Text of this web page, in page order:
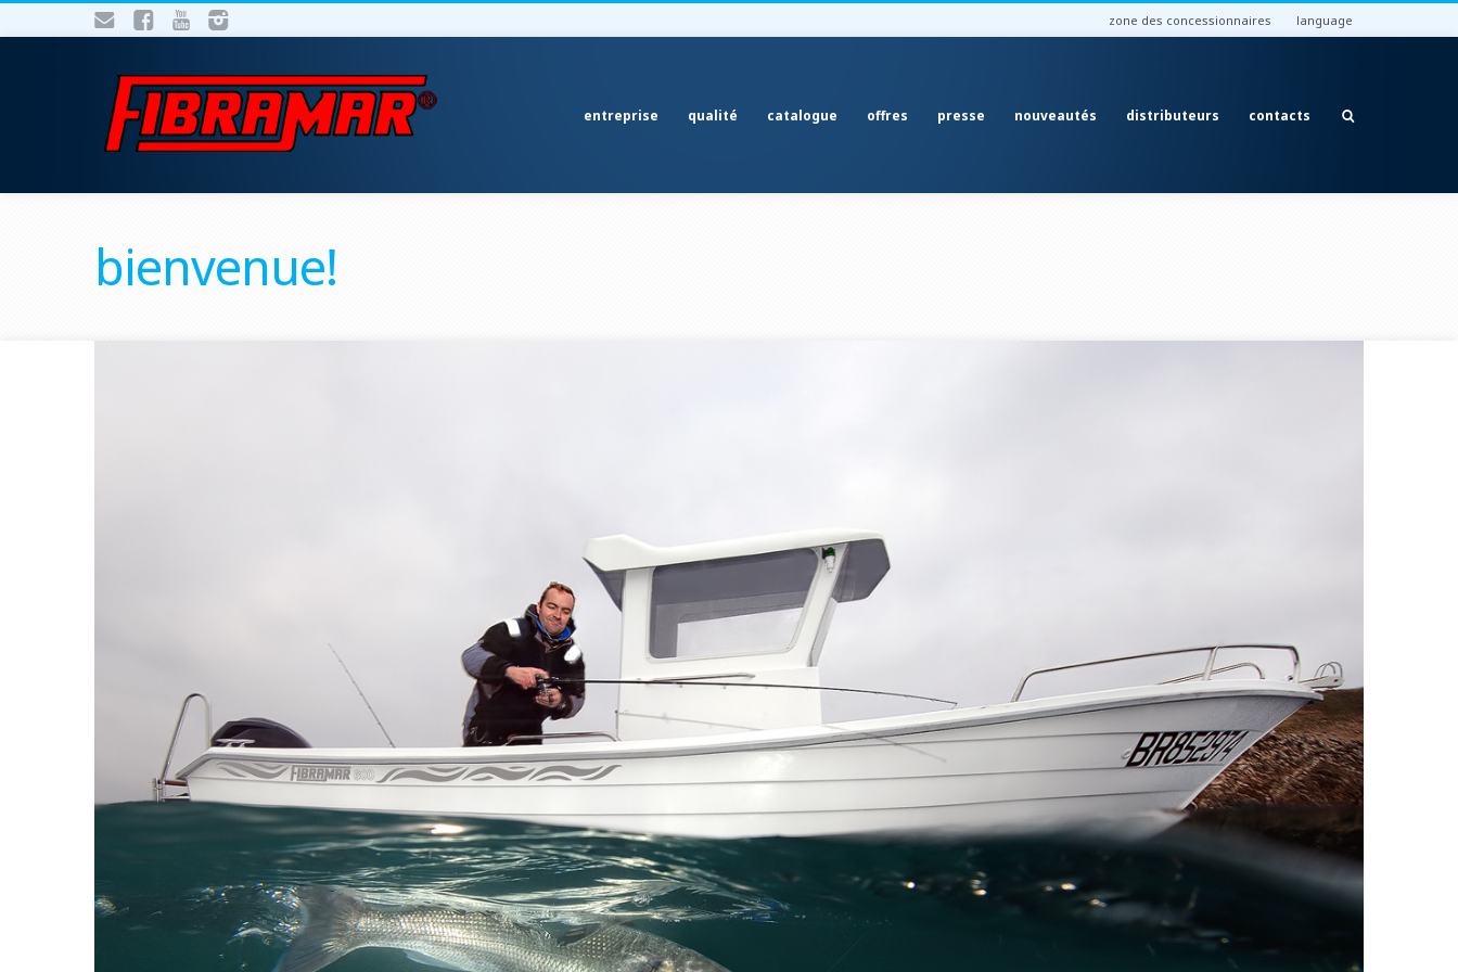
zone des concessionnaires language
entreprise qualité catalogue offres presse nouveautés distributeurs contacts
bienvenue!